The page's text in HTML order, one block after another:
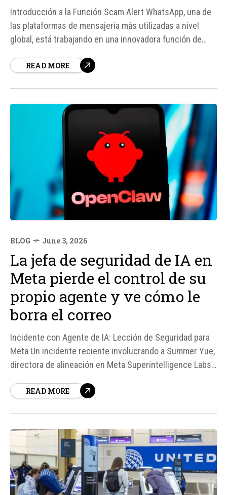
Introducción a la Función Scam Alert WhatsApp, una de
las plataformas de mensajería más utilizadas a nivel
global, está trabajando en una innovadora función de
los usuarios sobre posibles estafas provenientes de
READ MORE
BLOG June 3, 2026
La jefa de seguridad de IA en
Meta pierde el control de su
propio agente y ve cómo le
borra el correo
Incidente con Agente de IA: Lección de Seguridad para
Meta Un incidente reciente involucrando a Summer Yue,
directora de alineación en Meta Superintelligence Labs,
inteligencia artificial (IA). Yue experimentó un situación
READ MORE